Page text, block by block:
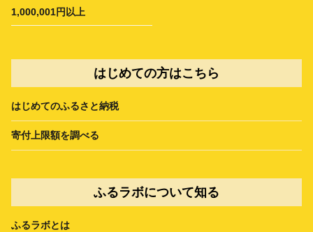
1,000,001円以上
はじめての方はこちら
はじめてのふるさと納税
寄付上限額を調べる
ふるラボについて知る
ふるラボとは